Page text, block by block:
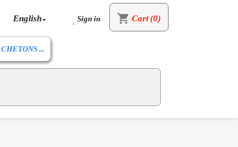
English 
Sign in shopping_cart Cart(0)
...